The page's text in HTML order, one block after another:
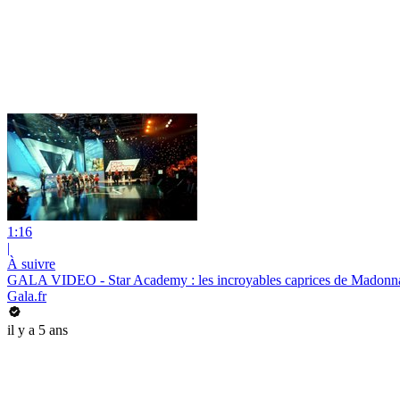
1:16
|
À suivre
GALA VIDEO - Star Academy : les incroyables caprices de
Gala.fr
il y a 5 ans